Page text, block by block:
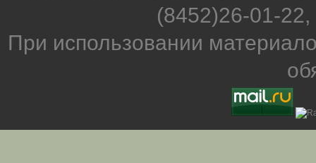
(8452)26-01-
При использовании